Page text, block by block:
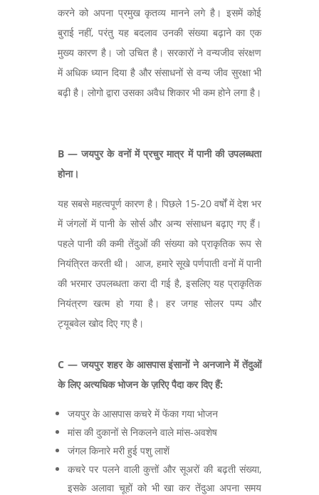
करने को अपना प्रमुख कृतव्य मानने लगे है। इसमें कोई
बुराई नहीं, परंतु यह बदलाव उनकी संख्या बढ़ाने का एक
मुख्य कारण है। जो उचित है। सरकारों ने वन्यजीव संरक्षण
में अधिक ध्यान दिया है और संसाधनों से वन्य जीव सुरक्षा भी
बढ़ी है। लोगो द्वारा उसका अवैध शिकार भी कम होने लगा है।
B —जयपुर के वनों में प्रचुर मात्र में पानी की उपलब्धता
होना।
यह सबसे महत्वपूर्ण कारण है। पिछले 15-20 वर्षों में देश भर
में जंगलों में पानी के सोर्स और अन्य संसाधन बढ़ाए गए हैं।
पहले पानी की कमी तेंदुओं की संख्या को प्राकृतिक रूप से
नियंत्रित करती थी। आज, हमारे सूखे पर्णपाती वनों में पानी
की भरमार उपलब्धता करा दी गई है, इसलिए यह प्राकृतिक
नियंत्रण खत्म हो गया है। हर जगह सोलर पम्प और
ट्यूबवेल खोद दिए गए है।
C — जयपुर शहर के आसपास इंसानों ने अनजाने में तेंदुओं
के लिए अत्यधिक भोजन के ज़रिए पैदा कर दिए हैं:
जयपुर के आसपास कचरे में फेंका गया भोजन
मांस की दुकानों से निकलने वाले मांस-अवशेष
जंगल किनारे मरी हुई पशु लाशें
कचरे पर पलने वाली कुत्तों और सूअरों की बढ़ती संख्या,
इसके अलावा चूहों को भी खा कर तेंदुआ अपना समय